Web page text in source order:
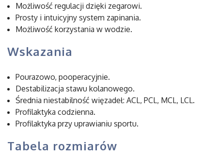
Możliwość regulacji dzięki zegarowi.
Prosty i intuicyjny system zapinania.
Możliwość korzystania w wodzie.
Wskazania
Pourazowo, pooperacyjnie.
Destabilizacja stawu kolanowego.
Średnia niestabilność więzadeł: ACL, PCL, MCL, LCL.
Profilaktyka codzienna.
Profilaktyka przy uprawianiu sportu.
Tabela rozmiarów